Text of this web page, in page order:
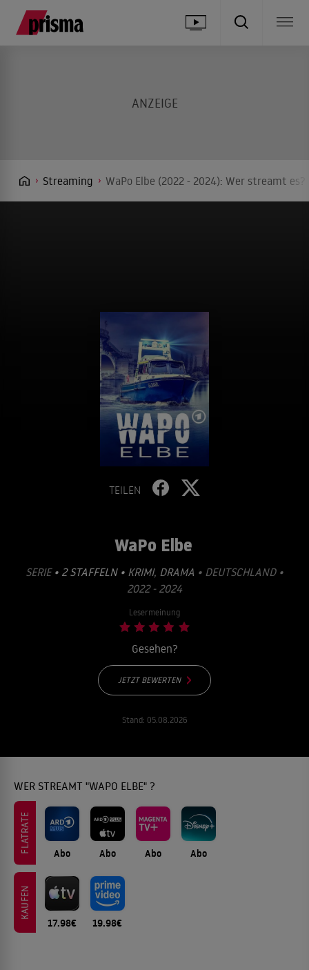
Streaming WaPo Elbe (2022 - 2024): Wer streamt
TEILEN
WaPo Elbe
SERIE • 2 STAFFELN • KRIMI, DRAMA • DEUTSCHLAND •
2022 - 2024
Lesermeinung
Gesehen?
JETZT BEWERTEN
Stand: 05.08.2026
WER STREAMT "WAPO ELBE" ?
FLATRATE Abo Abo Abo Abo
KAUFEN
17.98€ 19.98€